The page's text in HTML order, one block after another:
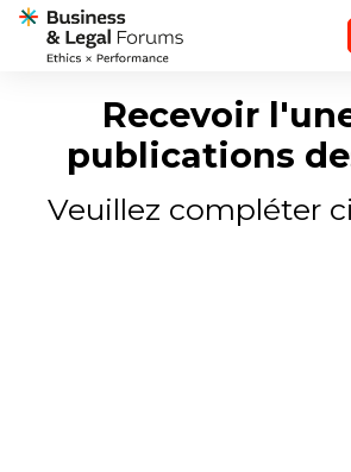
Recevoir
publications
Veuillez compléter